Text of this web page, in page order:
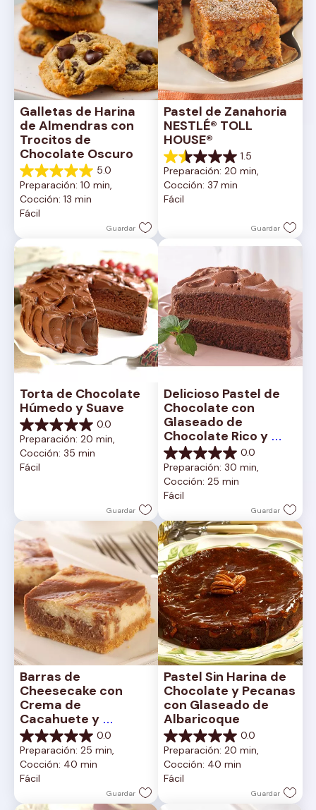
Galletas de Harina
de Almendras con
Trocitos de
Chocolate Oscuro
5.0
5.0
de
5
estrellas.
reseña
Preparación: 10 min,
Cocción: 13 min
Fácil
Guardar
Pastel de Zanahoria
NESTLÉ® TOLL
HOUSE®
1.5
1.5
de
5
estrellas.
Preparación: 20 min,
Cocción: 37 min
Fácil
Guardar
Torta de Chocolate
Húmedo y Suave
0.0
0.0
de
5
estrellas.
Preparación: 20 min,
Cocción: 35 min
Fácil
Guardar
Delicioso Pastel de
Chocolate con
Glaseado de
Chocolate Rico y
Cremoso
0.0
0.0
de
5
estrellas.
Preparación: 30 min,
Cocción: 25 min
Fácil
Guardar
Barras de
Cheesecake con
Crema de
Cacahuete y
Chocolate
0.0
0.0
de
5
estrellas.
Preparación: 25 min,
Cocción: 40 min
Fácil
Guardar
Pastel Sin Harina de
Chocolate y Pecanas
con Glaseado de
Albaricoque
0.0
0.0
de
5
estrellas.
Preparación: 20 min,
Cocción: 40 min
Fácil
Guardar